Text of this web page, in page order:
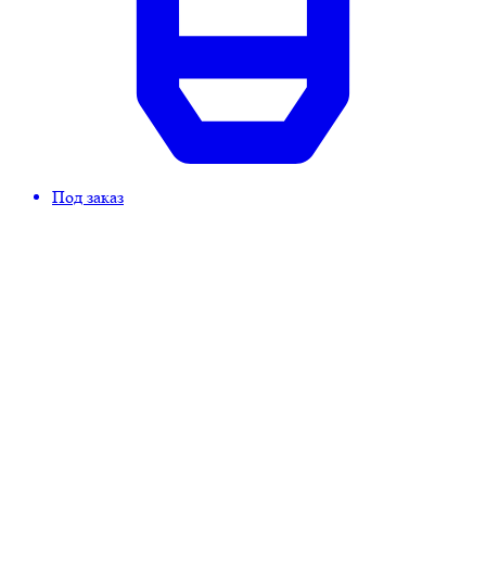
Под заказ